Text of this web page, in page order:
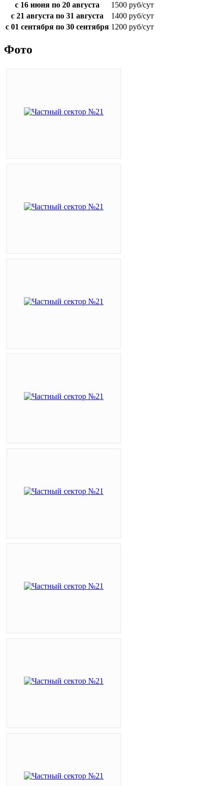
с 16 июня по 20 августа
1500 руб/сут
с 21 августа по 31 августа
1400 руб/сут
с 01 сентября по 30 сентября 1200 руб/сут
Фото